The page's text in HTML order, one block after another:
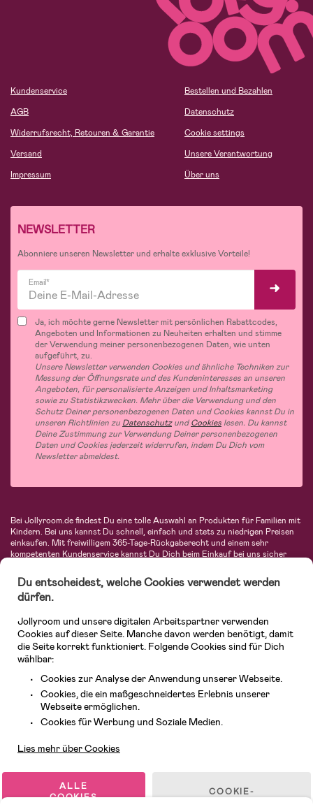
Kundenservice
AGB
Widerrufsrecht, Retouren & Garantie
Versand
Impressum
Bestellen und Bezahlen
Datenschutz
Cookie settings
Unsere Verantwortung
Über uns
NEWSLETTER
Abonniere unseren Newsletter und erhalte exklusive Vorteile!
Email*
Ja, ich möchte gerne Newsletter mit persönlichen Rabattcodes,
Angeboten und Informationen zu Neuheiten erhalten und stimme
der Verwendung meiner personenbezogenen Daten, wie unten
aufgeführt, zu.
Unsere Newsletter verwenden Cookies und ähnliche Techniken zur
Messung der Öffnungsrate und des Kundeninteresses an unseren
Angeboten, für personalisierte Anzeigen und Inhaltsmarketing
sowie zu Statistikzwecken. Mehr über die Verwendung und den
Schutz Deiner personenbezogenen Daten und Cookies kannst Du in
unseren Richtlinien zu DatenschutzundCookies lesen. Du kannst
Deine Zustimmung zur Verwendung Deiner personenbezogenen
Daten und Cookies jederzeit widerrufen, indem Du Dich vom
Newsletter abmeldest.
Bei Jollyroom.de findest Du eine tolle Auswahl an Produkten für Familien mit
Kindern. Bei uns kannst Du schnell, einfach und stets zu niedrigen Preisen
einkaufen. Mit freiwilligem 365-Tage-Rückgaberecht und einem sehr
kompetenten Kundenservice kannst Du Dich beim Einkauf bei uns sicher
Autositze, Kinder- und Babymode, Produkte für Mütter und eine Menge
fantastischer Einrichtungsgegenstände, Spielsachen, Babyprodukte und
vieles mehr. Wir haben Produkte von bekannten Herstellern wie Britax, Maxi-
Avent, Jack Wolfskin, Cybex, LEGO und vielen mehr. Schau Dich um in
unserer vielfältigen Online-Boutique für Kinder & Babys. Willkommen!
© 2026 Jollyroom GmbH. Alle Rechte vorbehalten.
Du entscheidest, welche Cookies verwendet werden
dürfen.
Jollyroom und unsere digitalen Arbeitspartner verwenden
Cookies auf dieser Seite. Manche davon werden benötigt, damit
die Seite korrekt funktioniert. Folgende Cookies sind für Dich
wählbar:
Cookies zur Analyse der Anwendung unserer Webseite.
Cookies, die ein maßgeschneidertes Erlebnis unserer
Webseite ermöglichen.
Cookies für Werbung und Soziale Medien.
Lies mehr über Cookies
ALLE
COOKIES
COOKIE-